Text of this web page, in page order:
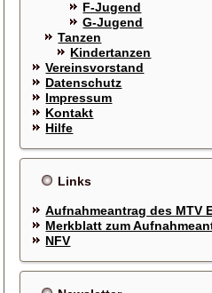
F-Jugend
G-Jugend
Tanzen
Kindertanzen
Vereinsvorstand
Datenschutz
Impressum
Kontakt
Hilfe
Links
Aufnahmeantrag des MTV
Merkblatt zum
NFV